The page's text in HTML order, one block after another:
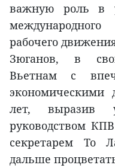
важную роль в
рабочего
Зюганов, в
Вьетнам с
экономическими
лет, выразив
руководством
секретарем То
дальше